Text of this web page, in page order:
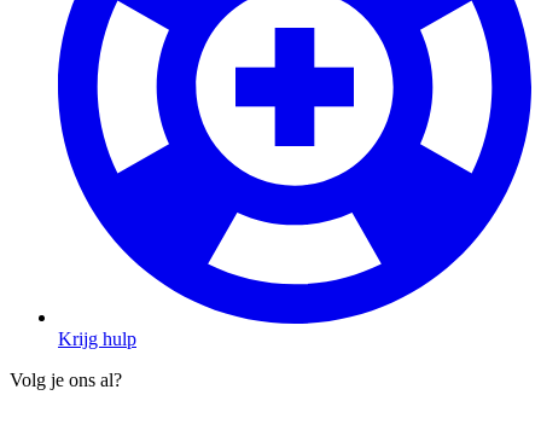
Krijg hulp
Volg je ons al?